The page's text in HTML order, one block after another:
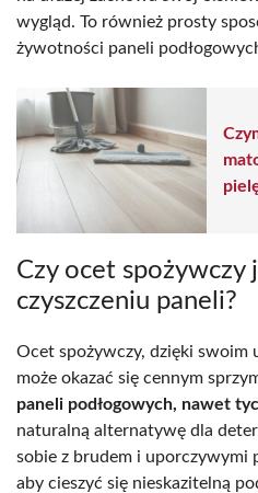
wygląd. To również prosty
żywotności paneli
Czy ocet spożywczy
czyszczeniu paneli?
Ocet spożywczy, dzięki swoim
może okazać się cennym
paneli podłogowych, nawet
naturalną alternatywę dla
sobie z brudem i uporczywymi
aby cieszyć się nieskazitelną